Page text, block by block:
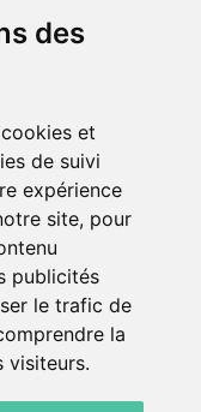
des
et
de suivi
expérience
site, pour
publicités
le trafic de
la
visiteurs.
Lecture/conte